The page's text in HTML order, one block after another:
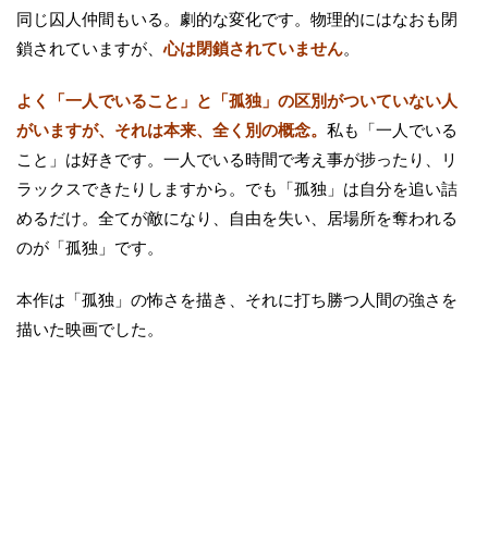
同じ囚人仲間もいる。劇的な変化です。物理的にはなおも閉
鎖されていますが、心は閉鎖されていません。
よく「一人でいること」と「孤独」の区別がついていない人
がいますが、それは本来、全く別の概念。 私も「一人でいる
こと」は好きです。一人でいる時間で考え事が捗ったり、リ
ラックスできたりしますから。でも「孤独」は自分を追い詰
めるだけ。全てが敵になり、自由を失い、居場所を奪われる
のが「孤独」です。
本作は「孤独」の怖さを描き、それに打ち勝つ人間の強さを
描いた映画でした。